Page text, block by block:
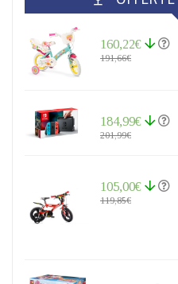
160,22€
191,66€
184,99€
201,99€
105,00€
119,85€